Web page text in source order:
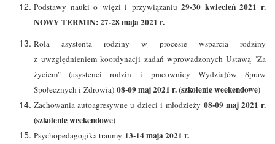
Podstawy nauki o więzi i przywiązaniu29-30 kwiecień 2021 r.
NOWY TERMIN: 27-28 maja 2021 r.
Rola asystenta rodziny w procesie wsparcia rodziny
z uwzględnieniem koordynacji zadań wprowadzonych Ustawą "Za
życiem" (asystenci rodzin i pracownicy Wydziałów Spraw
Społecznych i Zdrowia) 08-09 maj 2021 r. (szkolenie weekendowe)
Zachowania autoagresywne u dzieci i młodzieży 08-09 maj 2021 r.
(szkolenie weekendowe)
Psychopedagogika traumy 13-14 maja 2021 r.